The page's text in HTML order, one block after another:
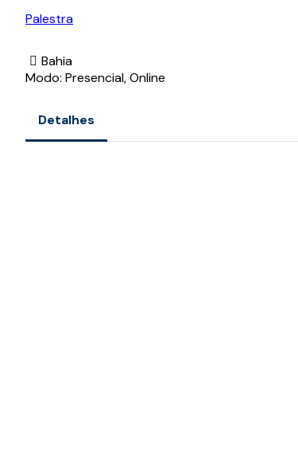
Palestra
Bahia
Modo: Presencial, Online
Detalhes